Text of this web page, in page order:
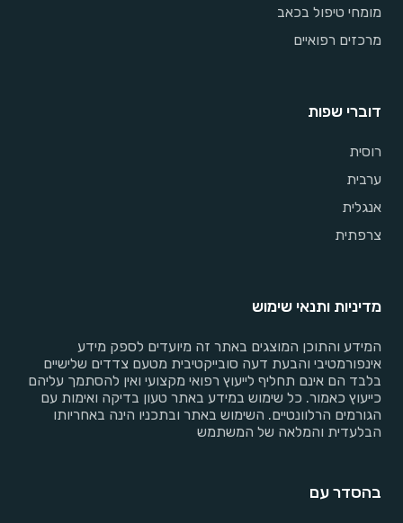
מומחי טיפול בכאב
מרכזים רפואיים
דוברי שפות
רוסית
ערבית
אנגלית
צרפתית
מדיניות ותנאי שימוש
המידע והתוכן המוצגים באתר זה מיועדים לספק מידע
אינפורמטיבי והבעת דעה סובייקטיבית מטעם צדדים שלישיים
בלבד הם אינם תחליף לייעוץ רפואי מקצועי ואין להסתמך עליהם
כייעוץ כאמור. כל שימוש במידע באתר טעון בדיקה ואימות עם
הגורמים הרלוונטיים. השימוש באתר ובתכניו הינה באחריותו
הבלעדית והמלאה של המשתמש
בהסדר עם